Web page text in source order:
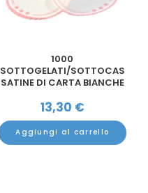
1000
SOTTOGELATI/SOTTOCAS
SATINE DI CARTA BIANCHE
13,30 €
Aggiungi al carrello